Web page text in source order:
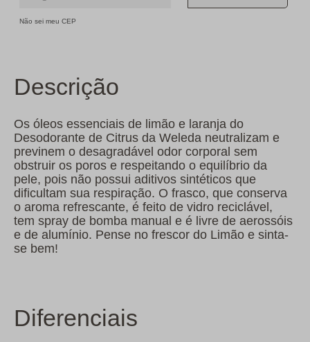
Não sei meu CEP
Descrição
Os óleos essenciais de limão e laranja do
Desodorante de Citrus da Weleda neutralizam e
previnem o desagradável odor corporal sem
obstruir os poros e respeitando o equilíbrio da
pele, pois não possui aditivos sintéticos que
dificultam sua respiração. O frasco, que conserva
o aroma refrescante, é feito de vidro reciclável,
tem spray de bomba manual e é livre de aerossóis
e de alumínio. Pense no frescor do Limão e sinta-
se bem!
Diferenciais